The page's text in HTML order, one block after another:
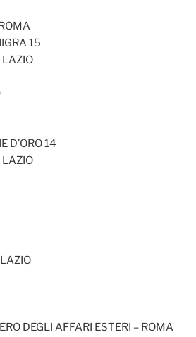
15
LAZIO
D’ORO 14
LAZIO
DEGLI AFFARI ESTERI – ROMA